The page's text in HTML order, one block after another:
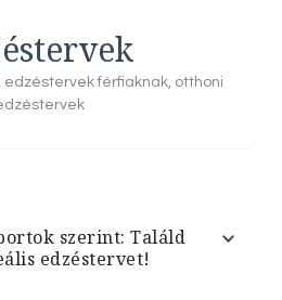
edzéstervek férfiaknak, otthoni
szerint: Találd
edzéstervet!